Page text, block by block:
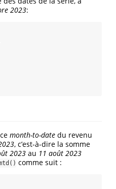
2023:
month-to-date du revenu
, c’est-à-dire la somme
2023 au 11 août 2023
comme suit :